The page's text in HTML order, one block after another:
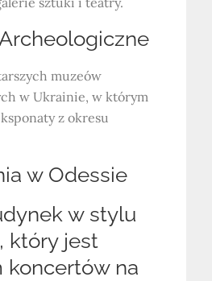
muzeów
w Ukrainie, w którym
z okresu
w Odessie
w stylu
który jest
koncertów na